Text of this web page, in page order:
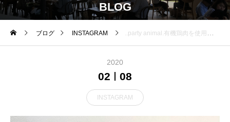
BLOG
ブログ INSTAGRAM ..party animal.有機鶏肉を使用し、アメリカの厳しいオーガニックの基準を満たしているドッグフードです。.乳酸菌なのど総称である『プロバイオティクス』を配合◎.継続的に食べ続ける事で腸内環境が整い免疫力が上がります。アレルギー反応の抑制やガンの予防にも繋がります。.涙やけ、毛艶、体臭、便臭の改善などメリットが沢山◎.全犬種、全年齢対応です◎.家族の一員として連れ添うワンちゃんのこれからの健康に是非一度お試し下さいGROOM HAUSopen 9:00close 18:00松江市乃白町200270852-61-2885@haus_matsue#groomhaus#haus_matsue #松江市ペットサロン #松江市ペット #松江市グルーマー #松江#島根#partyanimal#ﾊﾟｰﾃｨｰｱﾆﾏﾙ
2020
02 08
INSTAGRAM